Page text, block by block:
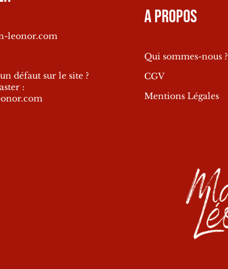
leonor.com
défaut sur le site ?
:
A propos
Qui sommes-nous ?
CGV
Mentions Légales